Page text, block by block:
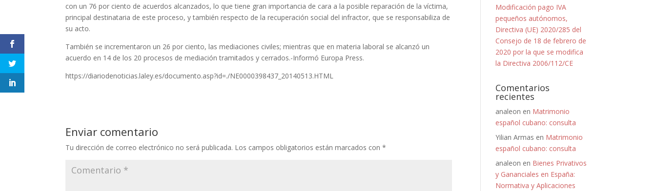
con un 76 por ciento de acuerdos alcanzados, lo que tiene gran importancia de cara a la posible reparación de la víctima,
principal destinataria de este proceso, y también respecto de la recuperación social del infractor, que se responsabiliza de
su acto.
También se incrementaron un 26 por ciento, las mediaciones civiles; mientras que en materia laboral se alcanzó un
acuerdo en 14 de los 20 procesos de mediación tramitados y cerrados.-Informó Europa Press.
https://diariodenoticias.laley.es/documento.asp?id=./NE0000398437_20140513.HTML
Enviar comentario
Tu dirección de correo electrónico no será publicada. Los campos obligatorios están marcados con*
Modificación pago IVA
pequeños autónomos,
Directiva (UE) 2020/285 del
Consejo de 18 de febrero de
2020 por la que se modifica
la Directiva 2006/112/CE
Comentarios
recientes
analeon en Matrimonio
español cubano: consulta
Yilian Armas en Matrimonio
español cubano: consulta
analeon en Bienes Privativos
y Gananciales en España:
Normativa y Aplicaciones